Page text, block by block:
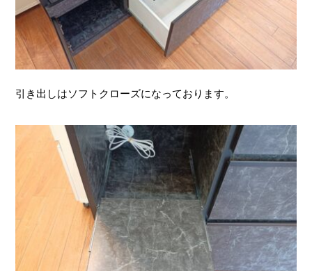
引き出しはソフトクローズになっております。